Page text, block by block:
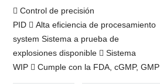
 Control de precisión
PID  Alta eficiencia de procesamiento
system Sistema a prueba de
explosiones disponible  Sistema
WIP  Cumple con la FDA, cGMP, GMP